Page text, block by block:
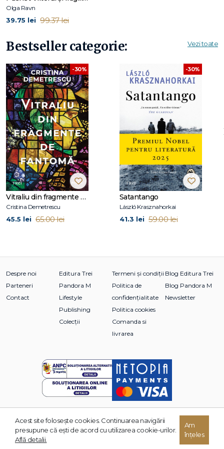
am vrut să fiu poetă. Texte uitate
nominalizat în 2021 la International Booker Prize.
Olga Ravn
39.75 lei 99.37 lei
Bestseller categorie: Vezi toate
-30%
Vitraliu din fragmente de fantomă
Cristina Demetrescu
45.5 lei 65.00 lei
-30%
Satantango
László Krasznahorkai
41.3 lei 59.00 lei
Despre noi
Parteneri
Contact
Editura Trei
Pandora M
Lifestyle
Publishing
Colecții
Termeni și condiții
Politica de
confidențialitate
Politica cookies
Comanda si
livrarea
Blog Editura Trei
Blog Pandora M
Newsletter
© 2026 Grupul Editorial TREI. Toate drepturile rezervate.
Acest site foloseşte cookies. Continuarea navigării
presupune că eşti de acord cu utilizarea cookie-urilor.
Află detalii.
Am
înțeles